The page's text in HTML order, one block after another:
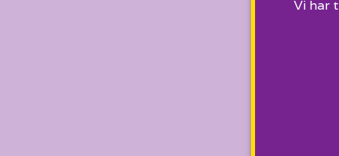
Vi har